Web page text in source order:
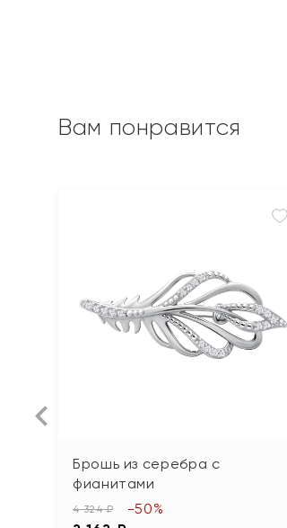
Вам понравится
Брошь из серебра с
фианитами
4 324 ₽ -50%